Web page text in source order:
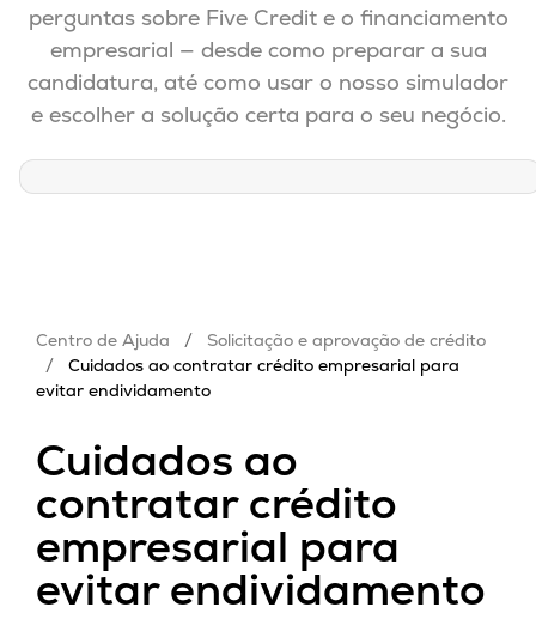
perguntas sobre Five Credit e o financiamento
empresarial — desde como preparar a sua
candidatura, até como usar o nosso simulador
e escolher a solução certa para o seu negócio.
Centro de Ajuda /
Solicitação e aprovação de crédito
/
Cuidados ao contratar crédito empresarial para
evitar endividamento
Cuidados ao
contratar crédito
empresarial para
evitar endividamento